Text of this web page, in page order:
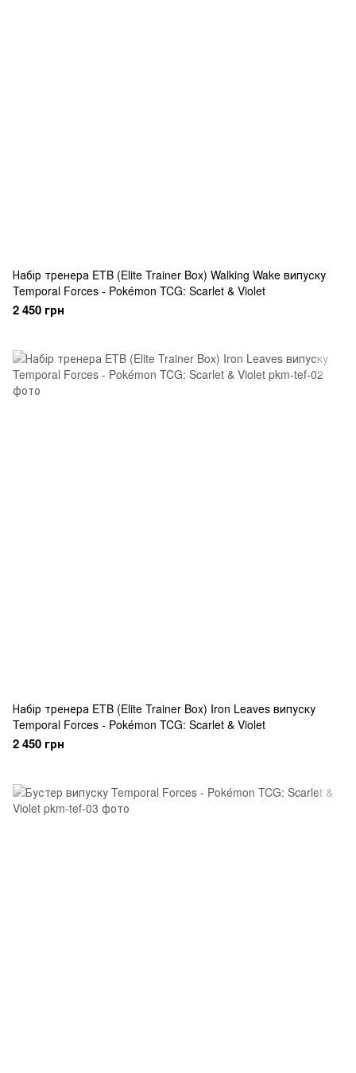
Набір тренера ETB (Elite Trainer Box) Walking Wake випуску
Temporal Forces - Pokémon TCG: Scarlet & Violet
2 450 грн
Набір тренера ETB (Elite Trainer Box) Iron Leaves випуску
Temporal Forces - Pokémon TCG: Scarlet & Violet
2 450 грн